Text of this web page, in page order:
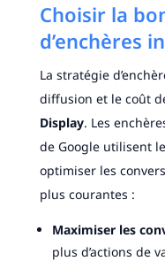
Choisir la
d’enchères
La stratégie
diffusion et le coût
Display. Les
de Google utilisent
optimiser les
plus courantes :
Maximiser les
plus d’actions de